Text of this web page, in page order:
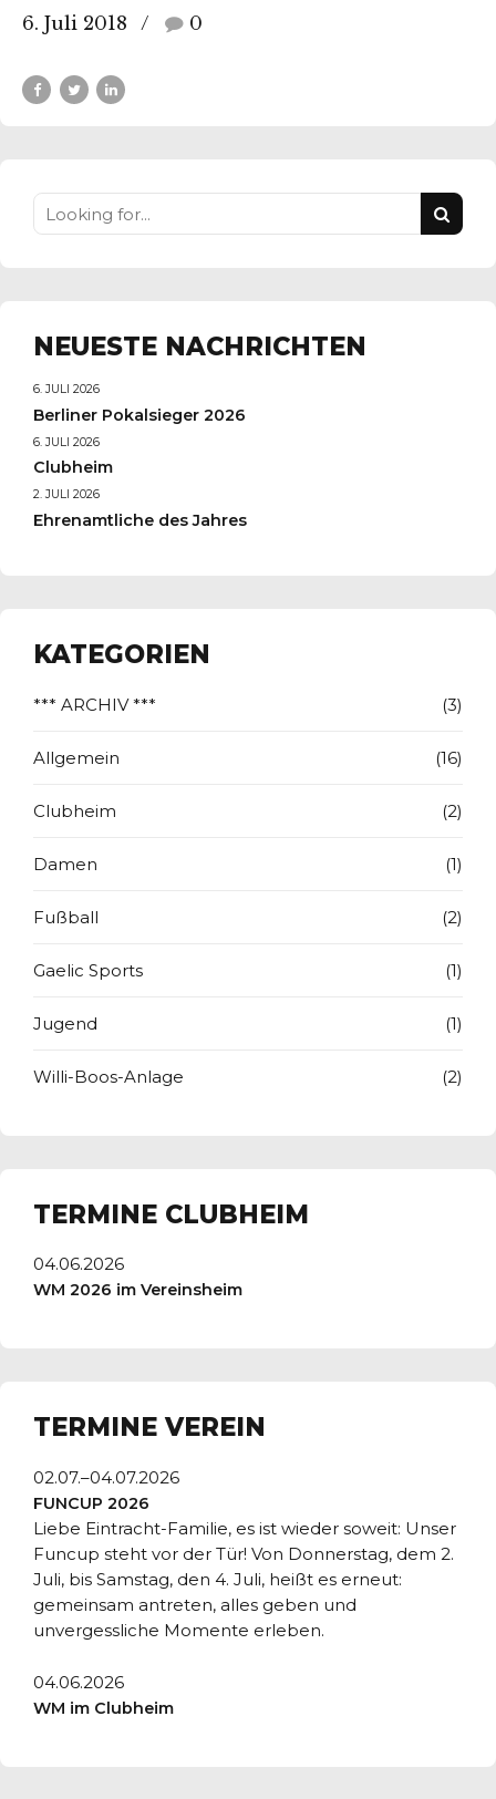
6. Juli 2018 0
NEUESTE NACHRICHTEN
6. JULI 2026
Berliner Pokalsieger 2026
6. JULI 2026
Clubheim
2. JULI 2026
Ehrenamtliche des Jahres
KATEGORIEN
*** ARCHIV *** (3)
Allgemein (16)
Clubheim (2)
Damen (1)
Fußball (2)
Gaelic Sports (1)
Jugend (1)
Willi-Boos-Anlage (2)
TERMINE CLUBHEIM
04.06.2026
WM 2026 im Vereinsheim
TERMINE VEREIN
02.07.–04.07.2026
FUNCUP 2026
Liebe Eintracht-Familie, es ist wieder soweit: Unser
Funcup steht vor der Tür! Von Donnerstag, dem 2.
Juli, bis Samstag, den 4. Juli, heißt es erneut:
gemeinsam antreten, alles geben und
unvergessliche Momente erleben.
04.06.2026
WM im Clubheim